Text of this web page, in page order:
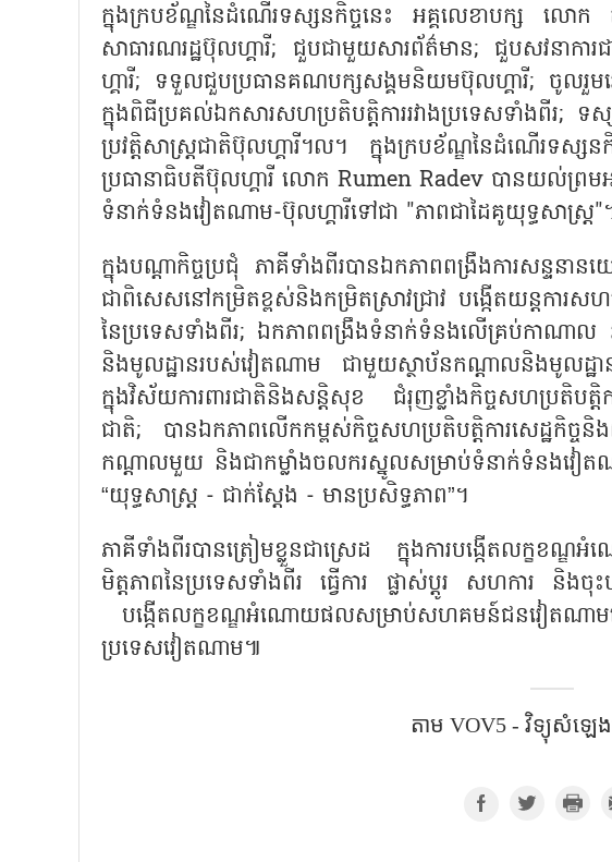
ក្នុងក្របខ័ណ្ឌនៃដំណើរទស្សនកិច្ចនេះ អគ្គលេខាបក្ស លោ
សាធារណរដ្ឋប៊ុលហ្គារី; ជួបជាមួយសារព័ត៌មាន; ជួបសវនាការ
ហ្គារី; ទទួលជួបប្រធានគណបក្សសង្គមនិយមប៊ុលហ្គារី; ចូលរួមវេ
ក្នុងពិធីប្រគល់ឯកសារសហប្រតិបត្តិការរវាងប្រទេសទាំងពីរ;
ប្រវត្តិសាស្ត្រជាតិប៊ុលហ្គារី។ល។ ក្នុងក្របខ័ណ្ឌនៃដំណើ
ប្រធានាធិបតីប៊ុលហ្គារី លោក Rumen Radev បានយល់ព្រមអ
ទំនាក់ទំនងវៀតណាម-ប៊ុលហ្គារីទៅជា "ភាពជាដៃគូយុទ្ធសាស្ត្រ"
ក្នុងបណ្តាកិច្ចប្រជុំ ភាគីទាំងពីរបានឯកភាពពង្រឹងការសន្ទនា
ជាពិសេសនៅកម្រិតខ្ពស់និងកម្រិតស្រាវជ្រាវ បង្កើតយន្តការសហ
នៃប្រទេសទាំងពីរ; ឯកភាពពង្រឹងទំនាក់ទំនងលើគ្រប់កាណាល រ
និងមូលដ្ឋានរបស់វៀតណាម ជាមួយស្ថាប័នកណ្តាលនិងមូលដ្ឋា
ក្នុងវិស័យការពារជាតិនិងសន្តិសុខ ជំរុញខ្លាំងកិច្ចសហប្រតិបត្តិ
ជាតិ; បានឯកភាពលើកកម្ពស់កិច្ចសហប្រតិបត្តិការសេដ្ឋកិ
កណ្តាលមួយ និងជាកម្លាំងចលករស្នូលសម្រាប់ទំនាក់ទំនងវៀតណ
“យុទ្ធសាស្ត្រ - ជាក់ស្តែង - មានប្រសិទ្ធភាព”។
ភាគីទាំងពីរបានត្រៀមខ្លួនជាស្រេដ ក្នុងការបង្កើតលក្ខ
មិត្តភាពនៃប្រទេសទាំងពីរ ធ្វើការ ផ្លាស់ប្តូរ សហការ និងចុះ
បង្កើតលក្ខខណ្ឌអំណោយផលសម្រាប់សហគមន៍ជនវៀតណាមន
ប្រទេសវៀតណាម៕
តាម VOV5 - វិទ្យុសំឡ